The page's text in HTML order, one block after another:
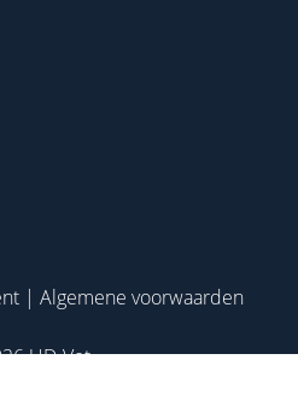
| Algemene voorwaarden
UD-Vet